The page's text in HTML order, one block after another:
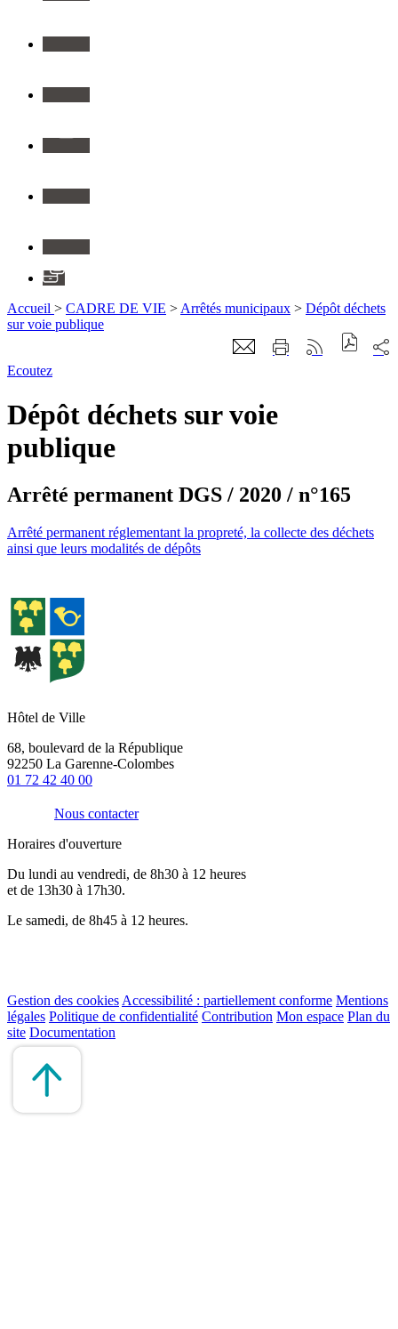
Accueil > CADRE DE VIE > Arrêtés municipaux > Dépôt déchets
sur voie publique
Ecoutez
Dépôt déchets sur voie
publique
Arrêté permanent DGS / 2020 / n°165
Arrêté permanent réglementant la propreté, la collecte des déchets
ainsi que leurs modalités de dépôts
Hôtel de Ville
68, boulevard de la République
92250 La Garenne-Colombes
01 72 42 40 00
Nous contacter
Horaires d'ouverture
Du lundi au vendredi, de 8h30 à 12 heures
et de 13h30 à 17h30.
Le samedi, de 8h45 à 12 heures.
Gestion des cookies Accessibilité : partiellement conforme Mentions
légales Politique de confidentialité Contribution Mon espace Plan du
site Documentation